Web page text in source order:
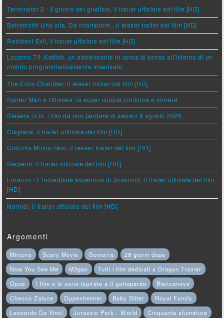
Terminator 2 - Il giorno del giudizio, il trailer ufficiale del film [HD]
Behemoth! Una vita. Da ricomporre., il teaser trailer del film [HD]
Resident Evil, il trailer ufficiale del film [HD]
Locarno 79: Ketticè, un adolescente in cerca di senso all'interno di un
mondo programmaticamente insensato
The Echo Chamber, il teaser trailer del film [HD]
Spider Man e Odissea: la super coppia continua a correre
Stasera in tv: i film da non perdere di sabato 8 agosto 2026
Clayface, il trailer ufficiale del film [HD]
Godzilla Minus Zero, il teaser trailer del film [HD]
Serpenti, il trailer ufficiale del film [HD]
Lorenzo - L'incredibile avventura di Jovanotti, il trailer ufficiale del film
[HD]
Normal, il trailer ufficiale del film [HD]
Argomenti
Minions Scary Movie Gomorra
28 giorni dopo
Now You See Me
M3gan
Tutti i film dedicati a Dragon Trainer
Opus
I film e le serie ispirate a Il gattopardo
Biancaneve
Checco Zalone
Oppenheimer Baby Sitter
Royal Family
Leonardo Da Vinci
Jurassic Park - World
Cinquanta sfumature